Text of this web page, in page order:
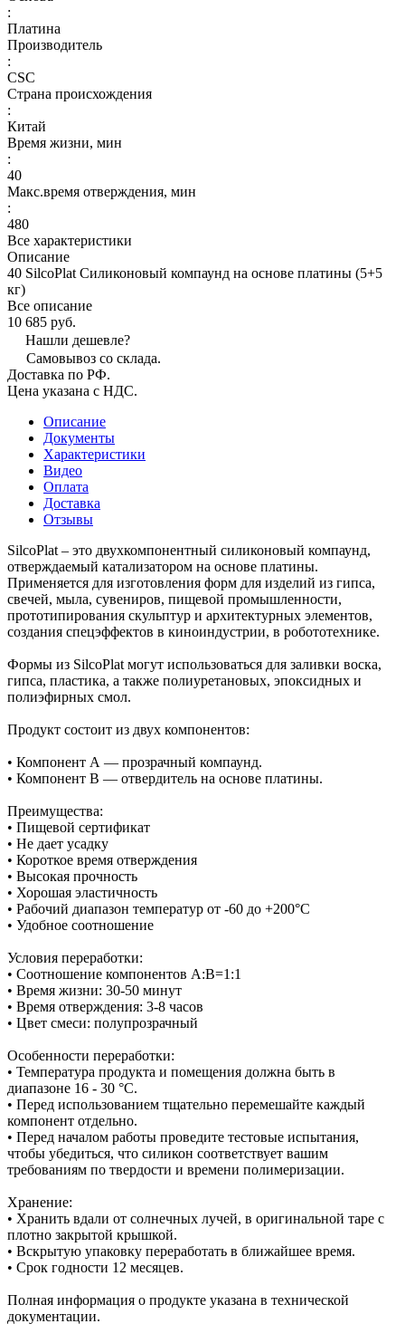
:
Платина
Производитель
:
CSC
Страна происхождения
:
Китай
Время жизни, мин
:
40
Макс.время отверждения, мин
:
480
Все характеристики
Описание
40 SilcoPlat Силиконовый компаунд на основе платины (5+5
кг)
Все описание
10 685 руб.
Нашли дешевле?
Самовывоз со склада.
Доставка по РФ.
Цена указана с НДС.
Описание
Документы
Характеристики
Видео
Оплата
Доставка
Отзывы
SilcoPlat – это двухкомпонентный силиконовый компаунд,
отверждаемый катализатором на основе платины.
Применяется для изготовления форм для изделий из гипса,
свечей, мыла, сувениров, пищевой промышленности,
прототипирования скульптур и архитектурных элементов,
создания спецэффектов в киноиндустрии, в робототехнике.
Формы из SilcoPlat могут использоваться для заливки воска,
гипса, пластика, а также полиуретановых, эпоксидных и
полиэфирных смол.
Продукт состоит из двух компонентов:
• Компонент А — прозрачный компаунд.
• Компонент В — отвердитель на основе платины.
Преимущества:
• Пищевой сертификат
• Не дает усадку
• Короткое время отверждения
• Высокая прочность
• Хорошая эластичность
• Рабочий диапазон температур от -60 до +200°С
• Удобное соотношение
Условия переработки:
• Соотношение компонентов А:В=1:1
• Время жизни: 30-50 минут
• Время отверждения: 3-8 часов
• Цвет смеси: полупрозрачный
Особенности переработки:
• Температура продукта и помещения должна быть в
диапазоне 16 - 30 °C.
• Перед использованием тщательно перемешайте каждый
компонент отдельно.
• Перед началом работы проведите тестовые испытания,
чтобы убедиться, что силикон соответствует вашим
требованиям по твердости и времени полимеризации.
Хранение:
• Хранить вдали от солнечных лучей, в оригинальной таре с
плотно закрытой крышкой.
• Вскрытую упаковку переработать в ближайшее время.
• Срок годности 12 месяцев.
Полная информация о продукте указана в технической
документации.